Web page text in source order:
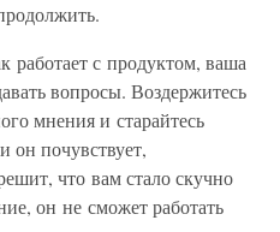
работает с продуктом, ваша
вопросы. Воздержитесь
мнения и старайтесь
он почувствует,
что вам стало скучно
он не сможет работать